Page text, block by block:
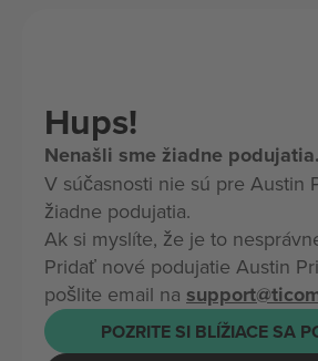
Hups!
Nenašli sme žiadne podujatia.
V súčasnosti nie sú pre Austin
žiadne podujatia.
Ak si myslíte, že je to
Pridať nové podujatie Austin
pošlite email na
POZRITE SI BLÍŽIACE SA